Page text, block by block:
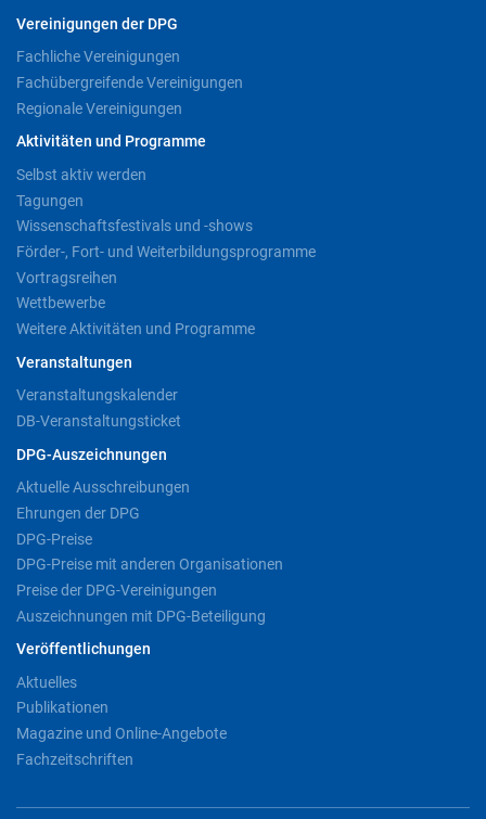
Vereinigungen der DPG
Fachliche Vereinigungen
Fachübergreifende Vereinigungen
Regionale Vereinigungen
Aktivitäten und Programme
Selbst aktiv werden
Tagungen
Wissenschaftsfestivals und -shows
Förder-, Fort- und Weiterbildungsprogramme
Vortragsreihen
Wettbewerbe
Weitere Aktivitäten und Programme
Veranstaltungen
Veranstaltungskalender
DB-Veranstaltungsticket
DPG-Auszeichnungen
Aktuelle Ausschreibungen
Ehrungen der DPG
DPG-Preise
DPG-Preise mit anderen Organisationen
Preise der DPG-Vereinigungen
Auszeichnungen mit DPG-Beteiligung
Veröffentlichungen
Aktuelles
Publikationen
Magazine und Online-Angebote
Fachzeitschriften